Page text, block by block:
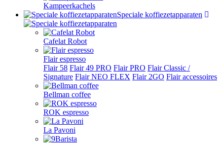
Kampeerkachels
Speciale koffiezetapparaten
Cafelat Robot
Flair espresso
Flair 58 Flair 49 PRO Flair PRO Flair Classic /
Signature Flair NEO FLEX Flair 2GO Flair accessoires
Bellman coffee
ROK espresso
La Pavoni